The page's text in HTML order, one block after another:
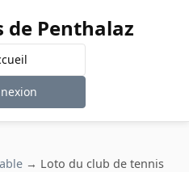
de Penthalaz
→ Loto du club de tennis